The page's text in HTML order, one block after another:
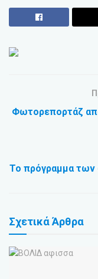
Φωτορεπορτάζ
Το πρόγραμμα των
ΣχετικάΆρθρα